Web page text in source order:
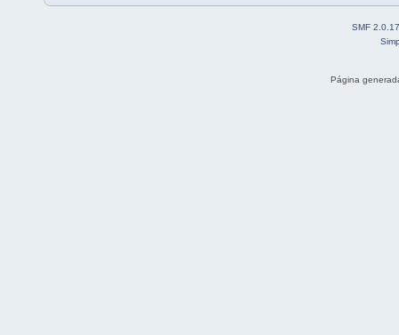
SMF 2.0.17
Página